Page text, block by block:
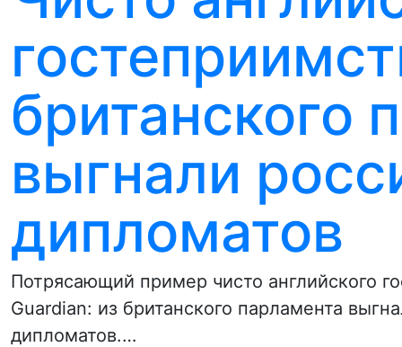
британского
выгнали
дипломатов
Потрясающий пример чисто английского
Guardian: из британского парламента
дипломатов.…